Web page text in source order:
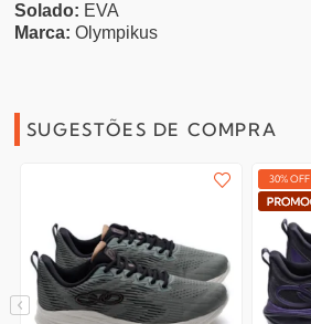
Solado: EVA
Marca: Olympikus
SUGESTÕES DE COMPRA
30% OFF